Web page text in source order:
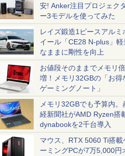
安! Anker注目プロジェク
ー3モデルを使ってみた
レイズ鍛造1ピースアルミ
イール「CE28 N-plus」軽
なままに剛性を向上
お値段そのままでメモリ倍
増！メモリ32GBの「お得
ゲーミングノート」
メモリ32GBでも予算内。
経新聞社がAMD Ryzen搭
dynabookを2千台導入
マウス、RTX 5060 Ti搭載
ーミングPCが7万5,000円